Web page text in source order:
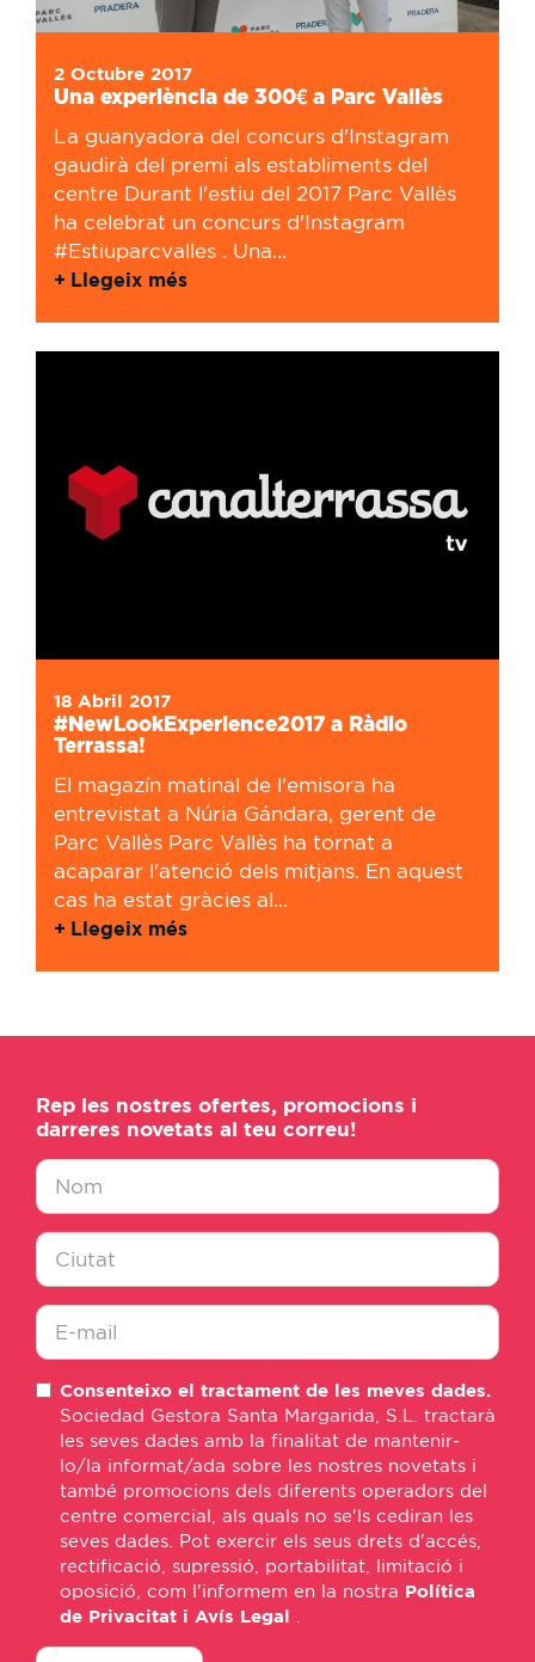
2 Octubre 2017
Una experiència de 300€ a Parc Vallès
La guanyadora del concurs d'Instagram
gaudirà del premi als establiments del
centre Durant l'estiu del 2017 Parc Vallès
ha celebrat un concurs d'Instagram
#Estiuparcvalles . Una...
Llegeix més
18 Abril 2017
#NewLookExperience2017 a Ràdio
Terrassa!
El magazín matinal de l'emisora ha
entrevistat a Núria Gándara, gerent de
Parc Vallès Parc Vallès ha tornat a
acaparar l'atenció dels mitjans. En aquest
cas ha estat gràcies al...
Llegeix més
Rep les nostres ofertes, promocions i
darreres novetats al teu correu!
Nombre
Ciudad
mail
Consenteixo el tractament de les meves dades.
Sociedad Gestora Santa Margarida, S.L. tractarà
les seves dades amb la finalitat de mantenir-
lo/la informat/ada sobre les nostres novetats i
també promocions dels diferents operadors del
centre comercial, als quals no se'ls cediran les
seves dades. Pot exercir els seus drets d'accés,
rectificació, supressió, portabilitat, limitació i
oposició, com l'informem en la nostra Política
de Privacitat i Avís Legal
consentimiento